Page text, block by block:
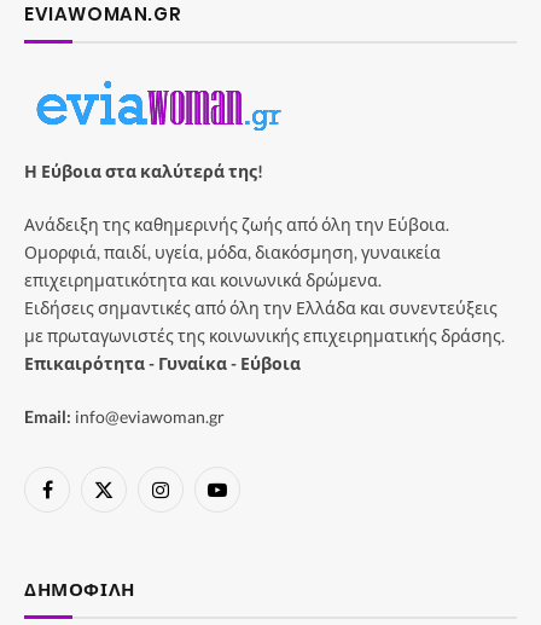
EVIAWOMAN.GR
Η Εύβοια στα καλύτερά της!
Ανάδειξη της καθημερινής ζωής από όλη την Εύβοια.
Ομορφιά, παιδί, υγεία, μόδα, διακόσμηση, γυναικεία
επιχειρηματικότητα και κοινωνικά δρώμενα.
Ειδήσεις σημαντικές από όλη την Ελλάδα και συνεντεύξεις
με πρωταγωνιστές της κοινωνικής επιχειρηματικής δράσης.
Επικαιρότητα - Γυναίκα - Εύβοια
Email: info@eviawoman.gr
Facebook
X
InstagramYouTube
ΔΗΜΟΦΙΛΉ